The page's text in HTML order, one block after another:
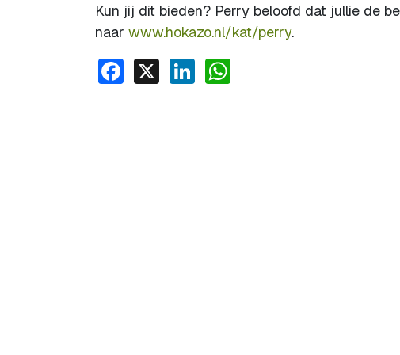
Kun jij dit bieden? Perry beloofd dat jullie de
naar www.hokazo.nl/kat/perry.
Facebook
X LinkedIn